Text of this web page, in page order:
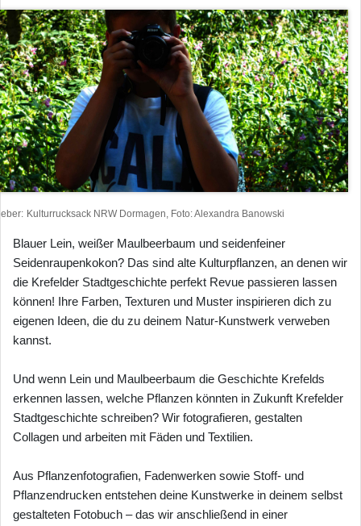
Kulturrucksack NRW Dormagen, Foto: Alexandra Banowski
Blauer Lein, weißer Maulbeerbaum und seidenfeiner
Seidenraupenkokon? Das sind alte Kulturpflanzen, an denen wir
die Krefelder Stadtgeschichte perfekt Revue passieren lassen
können! Ihre Farben, Texturen und Muster inspirieren dich zu
eigenen Ideen, die du zu deinem Natur-Kunstwerk verweben
kannst.
Und wenn Lein und Maulbeerbaum die Geschichte Krefelds
erkennen lassen, welche Pflanzen könnten in Zukunft Krefelder
Stadtgeschichte schreiben? Wir fotografieren, gestalten
Collagen und arbeiten mit Fäden und Textilien.
Aus Pflanzenfotografien, Fadenwerken sowie Stoff- und
Pflanzendrucken entstehen deine Kunstwerke in deinem selbst
gestalteten Fotobuch – das wir anschließend in einer